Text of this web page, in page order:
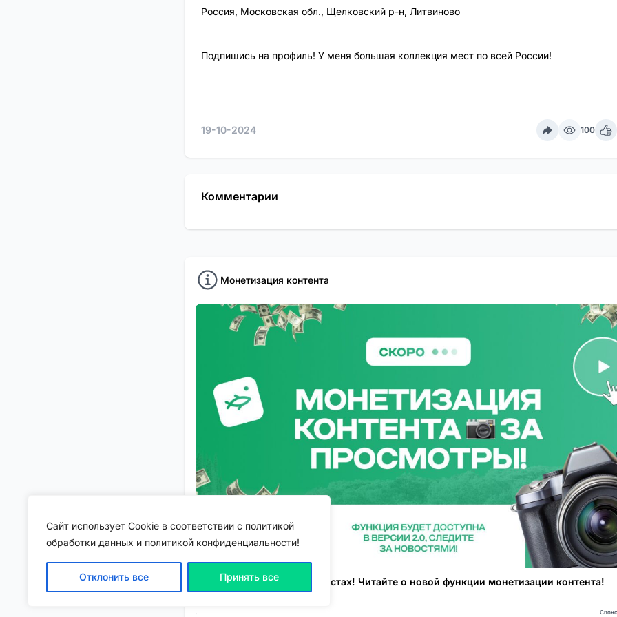
Сайт использует Cookie в соответствии с политикой
обработки данных и политикой конфиденциальности!
Отклонить все Принять все
Россия, Московская обл., Щелковский р-н, Литвиново
Подпишись на профиль! У меня большая коллекция мест по всей России!
19-10-2024 100
Комментарии
Монетизация контента
Зарабатывайте на своих постах! Читайте о новой функции монетизации контента!
.